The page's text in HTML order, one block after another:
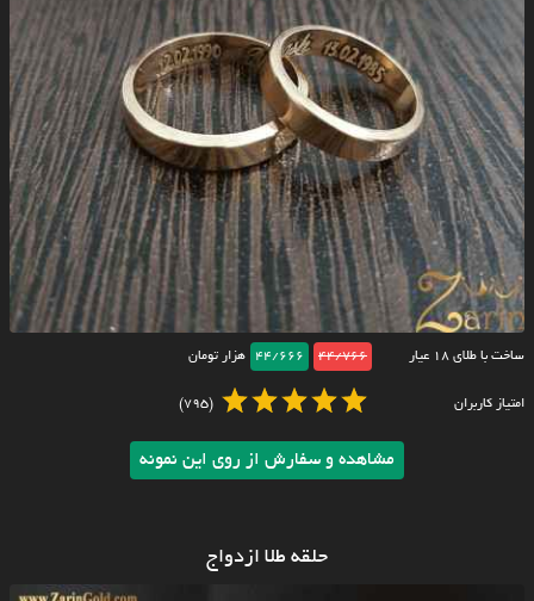
ساخت با طلای ۱۸ عیار 44/766
44/666 هزار تومان
امتیاز کاربران (795)
مشاهده و سفارش از روی این نمونه
حلقه طلا ازدواج